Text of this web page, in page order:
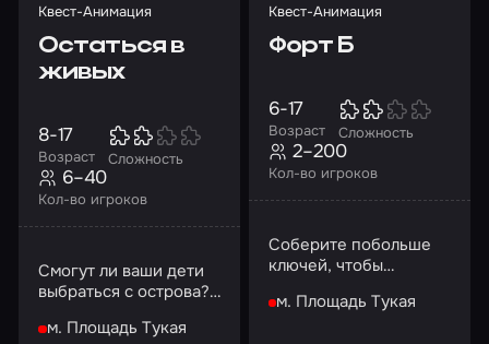
Квест-Анимация
Остаться в
живых
Возраст
8-17
Сложность
Кол-во игроков
6–40
Смогут ли ваши дети
выбраться с острова?
м. Площадь Тукая
Квест-Анимация
Форт Б
Возраст
6-17
Сложность
Кол-во игроков
2–200
Соберите побольше
ключей, чтобы
клетке с золотом и
м. Площадь Тукая